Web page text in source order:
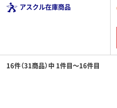
アスクル在庫商品
16件（31商品）中 1件目～16件目